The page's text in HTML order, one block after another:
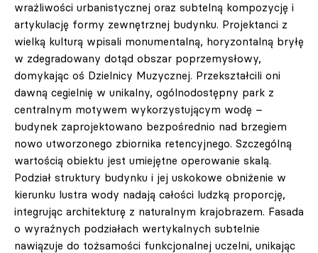
wrażliwości urbanistycznej oraz subtelną kompozycję i
artykulację formy zewnętrznej budynku. Projektanci z
wielką kulturą wpisali monumentalną, horyzontalną bryłę
w zdegradowany dotąd obszar poprzemysłowy,
domykając oś Dzielnicy Muzycznej. Przekształcili oni
dawną cegielnię w unikalny, ogólnodostępny park z
centralnym motywem wykorzystującym wodę –
budynek zaprojektowano bezpośrednio nad brzegiem
nowo utworzonego zbiornika retencyjnego. Szczególną
wartością obiektu jest umiejętne operowanie skalą.
Podział struktury budynku i jej uskokowe obniżenie w
kierunku lustra wody nadają całości ludzką proporcję,
integrując architekturę z naturalnym krajobrazem. Fasada
o wyraźnych podziałach wertykalnych subtelnie
nawiązuje do tożsamości funkcjonalnej uczelni, unikając